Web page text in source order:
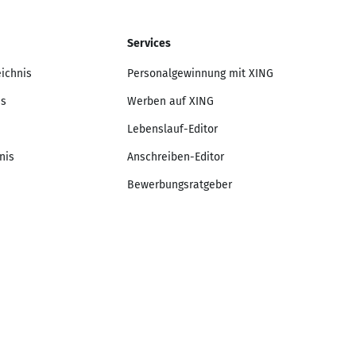
Services
Personalgewinnung mit XING
Werben auf XING
Lebenslauf-Editor
Anschreiben-Editor
Bewerbungsratgeber